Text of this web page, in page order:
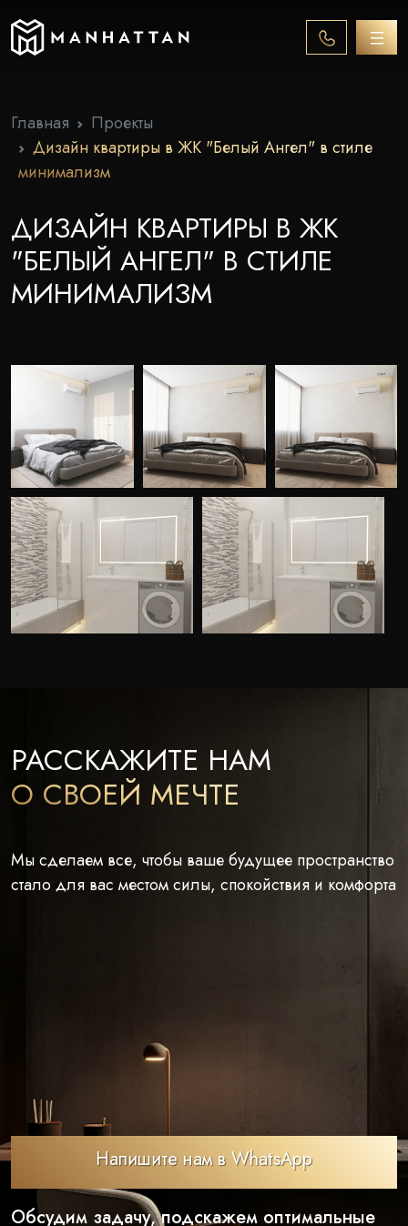
Главная
Проекты
Дизайн квартиры в ЖК "Белый Ангел" в стиле
минимализм
ДИЗАЙН КВАРТИРЫ В ЖК
"БЕЛЫЙ АНГЕЛ" В СТИЛЕ
МИНИМАЛИЗМ
РАССКАЖИТЕ НАМ
О СВОЕЙ МЕЧТЕ
Мы сделаем все, чтобы ваше будущее пространство
стало для вас местом силы, спокойствия и комфорта
Напишите нам в WhatsApp
Обсудим задачу, подскажем оптимальные